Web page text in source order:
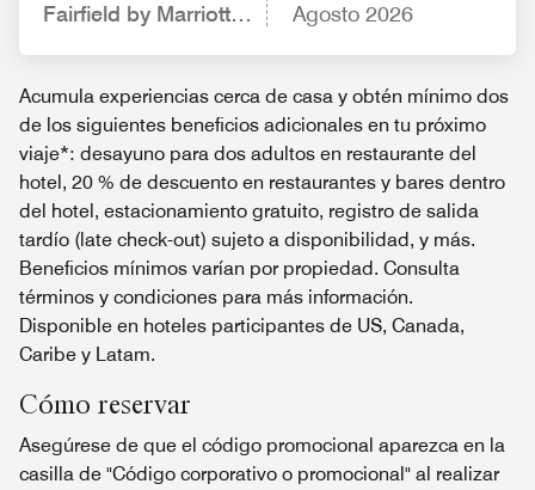
Fairfield by Marriott Inn & Suites Kingsland
Agosto 2026
Acumula experiencias cerca de casa y obtén mínimo dos
de los siguientes beneficios adicionales en tu próximo
viaje*: desayuno para dos adultos en restaurante del
hotel, 20 % de descuento en restaurantes y bares dentro
del hotel, estacionamiento gratuito, registro de salida
tardío (late check-out) sujeto a disponibilidad, y más.
Beneficios mínimos varían por propiedad. Consulta
términos y condiciones para más información.
Disponible en hoteles participantes de US, Canada,
Caribe y Latam.
Cómo reservar
Asegúrese de que el código promocional aparezca en la
casilla de "Código corporativo o promocional" al realizar